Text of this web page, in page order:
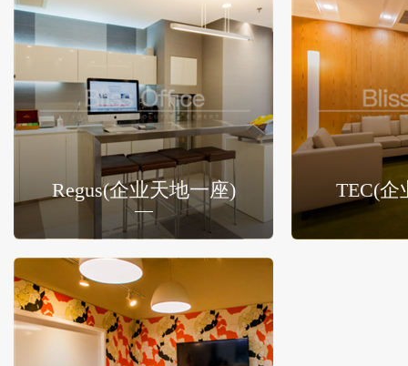
Regus(企业天地一座) TEC(企